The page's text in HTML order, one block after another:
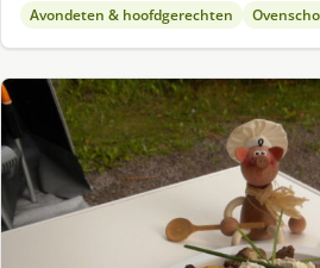
Avondeten & hoofdgerechten